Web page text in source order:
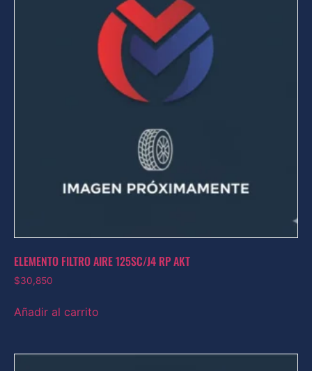
ELEMENTO FILTRO AIRE 125SC/J4 RP AKT
$30,850
Añadir al carrito